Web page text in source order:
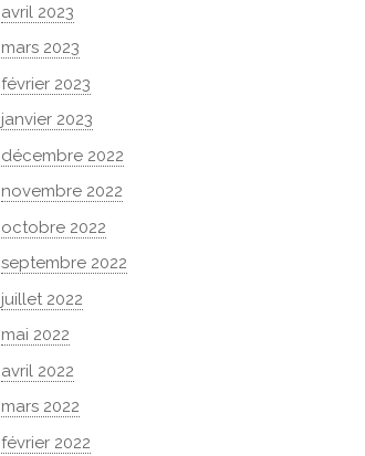
avril 2023
mars 2023
février 2023
janvier 2023
décembre 2022
novembre 2022
octobre 2022
septembre 2022
juillet 2022
mai 2022
avril 2022
mars 2022
février 2022